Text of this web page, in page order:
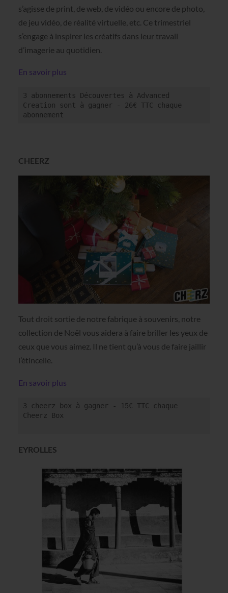
s’agisse de print, de web, de vidéo ou encore de photo,
de jeu vidéo, de réalité virtuelle, etc. Ce trimestriel
s’engage à inspirer les créatifs dans leur travail
d’imagerie au quotidien.
En savoir plus
3 abonnements Découvertes à Advanced
Creation sont à gagner - 26€ TTC chaque
abonnement
CHEERZ
Tout droit sortie de notre fabrique à souvenirs, notre
collection de Noël vous aidera à faire briller les yeux de
ceux que vous aimez. Il ne tient qu’à vous de faire jaillir
l’étincelle.
En savoir plus
3 cheerz box à gagner - 15€ TTC chaque
Cheerz Box
EYROLLES